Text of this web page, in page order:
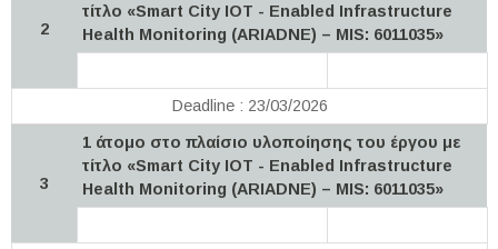
2
τίτλο «Smart City IOT - Enabled Infrastructure
Health Monitoring (ARIADNE) – MIS: 6011035»
Deadline : 23/03/2026
3
1 άτομο στο πλαίσιο υλοποίησης του έργου με
τίτλο «Smart City IOT - Enabled Infrastructure
Health Monitoring (ARIADNE) – MIS: 6011035»